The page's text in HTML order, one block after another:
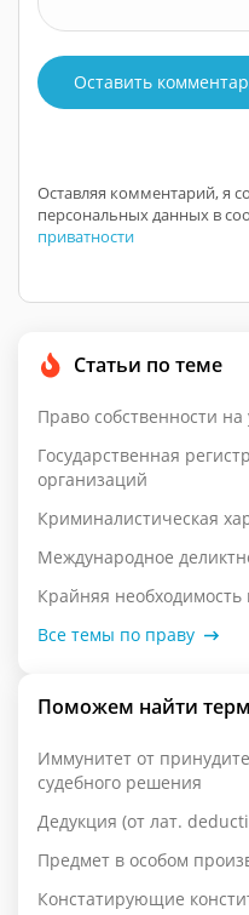
Оставить
Оставляя комментарий, я
персональных данных в
приватности
Статьи по теме
Право собственности на
Государственная
организаций
Криминалистическая
Международное
Крайняя
Все темы по праву
Поможем найти
Иммунитет от
судебного решения
Дедукция (от лат.
Предмет в особом
Констатирующие